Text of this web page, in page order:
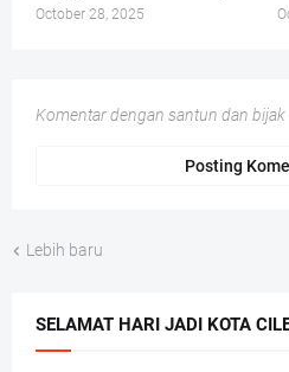
October 28, 2025
Komentar dengan santun dan bijak
Posting
Lebih baru
SELAMAT HARI JADI KOTA